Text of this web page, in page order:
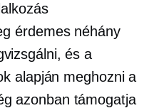
érdemes néhány
és a
alapján meghozni a
azonban támogatja